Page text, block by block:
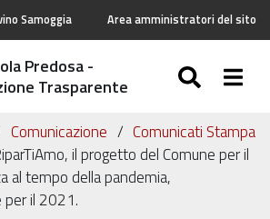
Samoggia Area amministratori del sito
Predosa -
Trasparente
Comunicazione
Comunicati Stampa
il progetto del Comune per il
al tempo della pandemia,
il 2021.